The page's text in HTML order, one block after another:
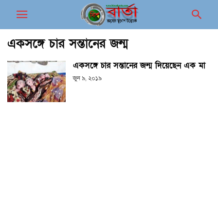
একসঙ্গে চার সন্তানের জন্ম
একসঙ্গে চার সন্তানের জন্ম দিয়েছেন এক মা
জুন ৯, ২০১৯